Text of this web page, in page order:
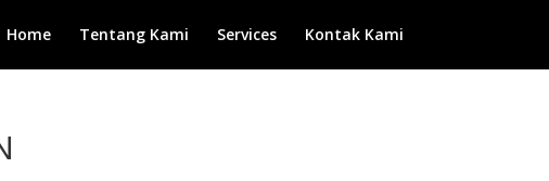
Home Tentang Kami Services Kontak Kami